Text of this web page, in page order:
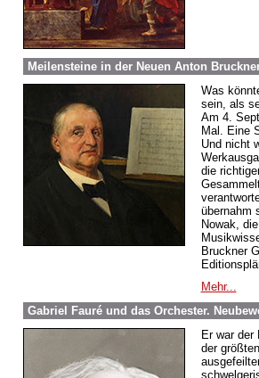
Meilensteine in der Neuen Anton
Was
sein, als
Am 4.
Mal. Eine
Und nicht
die
übernahm
Nowak,
Bruckner
Mehr...
Gabriel Fauré und das Orchester.
Er war der
der